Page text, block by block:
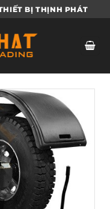
BỊ THỊNH PHÁT